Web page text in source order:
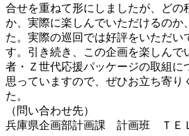
合せを重ねて形にしましたが、どの
か、実際に楽しんでいただけるのか
た。実際の巡回では好評をいただい
す。引き続き、この企画を楽しんで
者・Ｚ世代応援パッケージの取組に
思っていますので、ぜひお立ち寄り
た。
（問い合わせ先）
兵庫県企画部計画課 計画班 ＴＥ